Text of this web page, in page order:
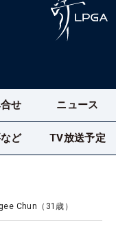
せ ニュース
ど TV放送予定
Chun （ 31 歳）